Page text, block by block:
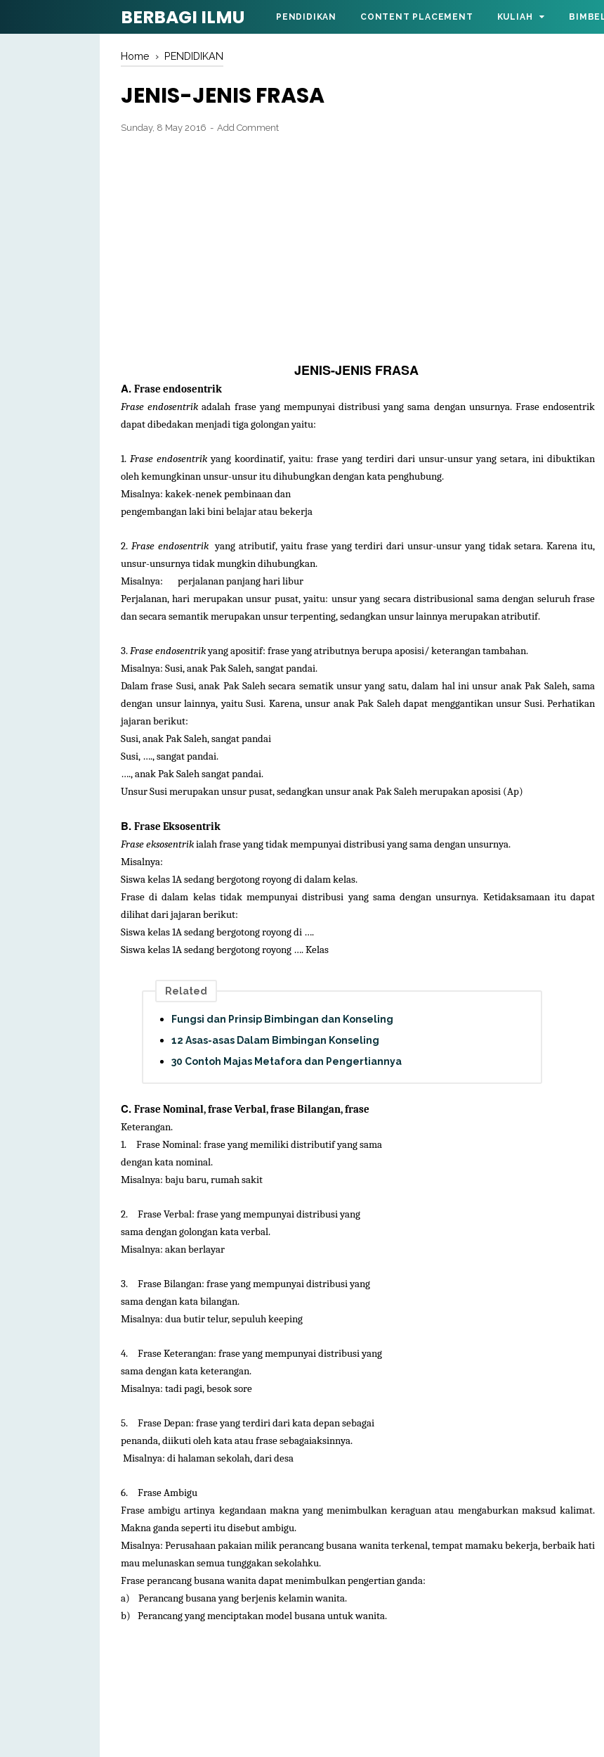
BERBAGI ILMU PENDIDIKAN CONTENT PLACEMENT KULIAH
Home › PENDIDIKAN
JENIS-JENIS FRASA
Sunday, 8 May 2016 Add Comment
JENIS-JENIS FRASA
A. Frase endosentrik
Frase endosentrik adalah frase yang mempunyai distribusi yang sama dengan unsurnya. Frase endosentrik
dapat dibedakan menjadi tiga golongan yaitu:
1. Frase endosentrik yang koordinatif, yaitu: frase yang terdiri dari unsur-unsur yang setara, ini dibuktikan
oleh kemungkinan unsur-unsur itu dihubungkan dengan kata penghubung.
Misalnya: kakek-nenek pembinaan dan
pengembangan laki bini belajar atau bekerja
2. Frase endosentrikyang atributif, yaitu frase yang terdiri dari unsur-unsur yang tidak setara. Karena itu,
unsur-unsurnya tidak mungkin dihubungkan.
Misalnya: perjalanan panjang hari libur
Perjalanan, hari merupakan unsur pusat, yaitu: unsur yang secara distribusional sama dengan seluruh frase
dan secara semantik merupakan unsur terpenting, sedangkan unsur lainnya merupakan atributif.
3.Frase endosentrikyang apositif: frase yang atributnya berupa aposisi/ keterangan tambahan.
Misalnya: Susi, anak Pak Saleh, sangat pandai.
Dalam frase Susi, anak Pak Saleh secara sematik unsur yang satu, dalam hal ini unsur anak Pak Saleh, sama
dengan unsur lainnya, yaitu Susi. Karena, unsur anak Pak Saleh dapat menggantikan unsur Susi. Perhatikan
jajaran berikut:
Susi, anak Pak Saleh, sangat pandai
Susi, …., sangat pandai.
…., anak Pak Saleh sangat pandai.
Unsur Susi merupakan unsur pusat, sedangkan unsur anak Pak Saleh merupakan aposisi (Ap)
B. Frase Eksosentrik
Frase eksosentrikialah frase yang tidak mempunyai distribusi yang sama dengan unsurnya.
Misalnya:
Siswa kelas 1A sedang bergotong royong di dalam kelas.
Frase di dalam kelas tidak mempunyai distribusi yang sama dengan unsurnya. Ketidaksamaan itu dapat
dilihat dari jajaran berikut:
Siswa kelas 1A sedang bergotong royong di ….
Siswa kelas 1A sedang bergotong royong …. Kelas
Related
Fungsi dan Prinsip Bimbingan dan Konseling
12 Asas-asas Dalam Bimbingan Konseling
30 Contoh Majas Metafora dan Pengertiannya
C. Frase Nominal, frase Verbal, frase Bilangan, frase
Keterangan.
1.
Frase Nominal: frase yang memiliki distributif yang sama
dengan kata nominal.
Misalnya: baju baru, rumah sakit
2.
Frase Verbal: frase yang mempunyai distribusi yang
sama dengan golongan kata verbal.
Misalnya: akan berlayar
3.
Frase Bilangan: frase yang mempunyai distribusi yang
sama dengan kata bilangan.
Misalnya: dua butir telur, sepuluh keeping
4.
Frase Keterangan: frase yang mempunyai distribusi yang
sama dengan kata keterangan.
Misalnya: tadi pagi, besok sore
5.
Frase Depan: frase yang terdiri dari kata depan sebagai
penanda, diikuti oleh kata atau frase sebagaiaksinnya.
Misalnya: di halaman sekolah, dari desa
6.
Frase Ambigu
Frase ambigu artinya kegandaan makna yang menimbulkan keraguan atau mengaburkan maksud kalimat.
Makna ganda seperti itu disebut ambigu.
Misalnya: Perusahaan pakaian milik perancang busana wanita terkenal, tempat mamaku bekerja, berbaik hati
mau melunaskan semua tunggakan sekolahku.
Frase perancang busana wanita dapat menimbulkan pengertian ganda:
a)
Perancang busana yang berjenis kelamin wanita.
b)
Perancang yang menciptakan model busana untuk wanita.